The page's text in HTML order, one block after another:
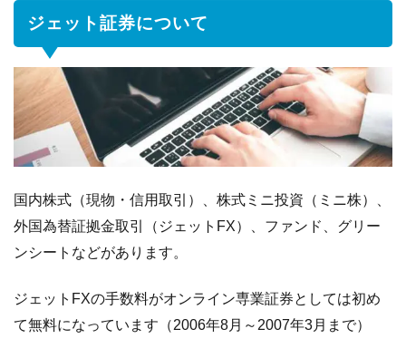
1.1 特
徴
の
フ
ァ
ン
1.2 株価情報
（QUICK）
数
料
ジェット証券について
国内株式（現物・信用取引）、株式ミニ投資（ミニ株）、
外国為替証拠金取引（ジェットFX）、ファンド、グリー
ンシートなどがあります。
ジェットFXの手数料がオンライン専業証券としては初め
て無料になっています（2006年8月～2007年3月まで）